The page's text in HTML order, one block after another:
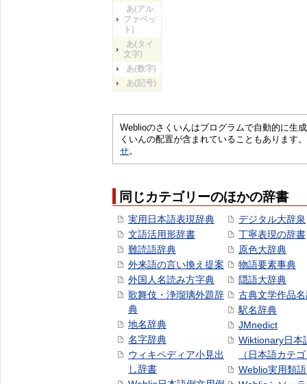
あ(アル
ファベッ
ト)
あ(タイ
文字)
あ(数字)
あ(記号)
Weblioのさくいんはプログラムで自動的に生
くいんの配置が含まれていることもあります
せ。
同じカテゴリーのほかの辞書
実用日本語表現辞典
文語活用形辞書
難読語辞典
外来語の言い換え提案
外国人名読み方字典
歌舞伎・浄瑠璃外題辞
典
地名辞典
名字辞典
ウィキペディア小見出
し辞書
デジタル大辞泉
丁寧表現の辞書
原色大辞典
物語要素事典
隠語大辞典
古典文学作品
駅名辞典
JMnedict
Wiktionary日本
（日本語カテ
Weblio実用類